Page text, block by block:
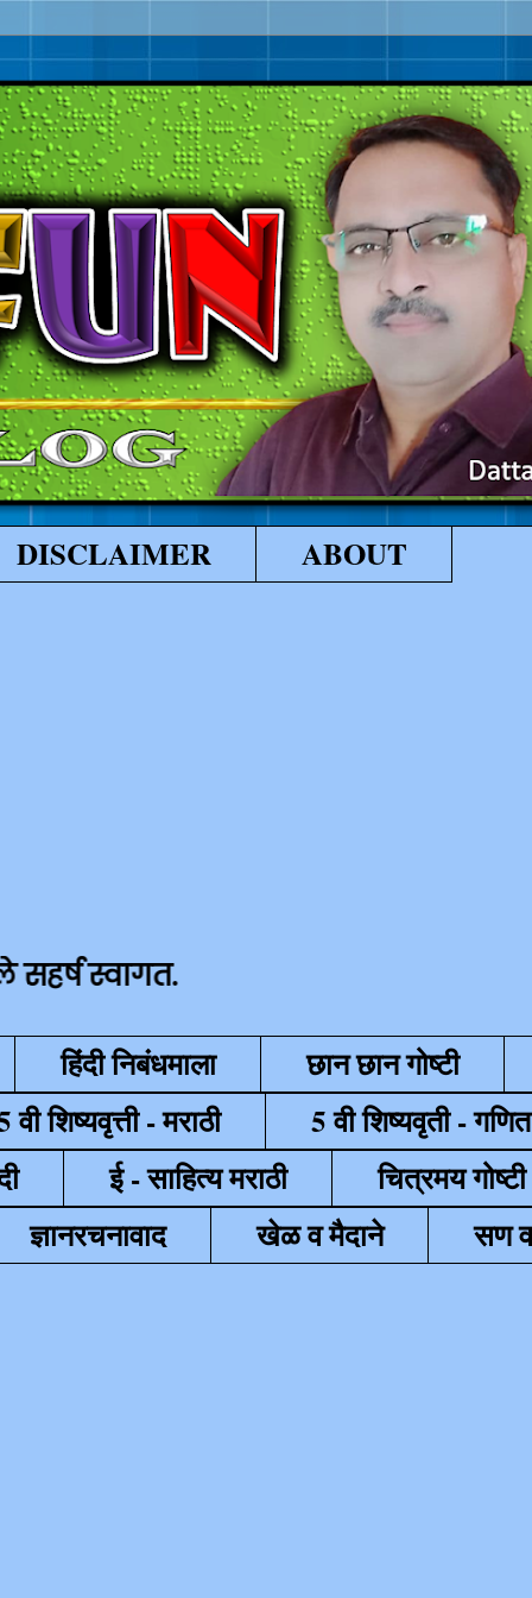
DISCLAIMER ABOUT
हिंदी निबंधमाला
छान छान गोष्टी
वी शिष्यवृत्ती - मराठी
5 वी शिष्यवृती - गणित
ई - साहित्य मराठी
चित्रमय गोष्टी
ज्ञानरचनावाद खेळ व मैदाने
सण